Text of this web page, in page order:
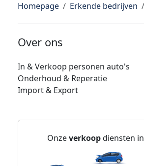
Homepage Erkende bedrijven
Over ons
In & Verkoop personen auto's
Onderhoud & Reperatie
Import & Export
Onzeverkoopdiensten in